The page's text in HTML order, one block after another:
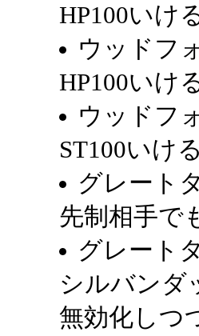
HP100いけ
ウッドフ
HP100いけ
ウッドフ
ST100いけ
グレート
先制相手で
グレート
シルバンダ
無効化しつ